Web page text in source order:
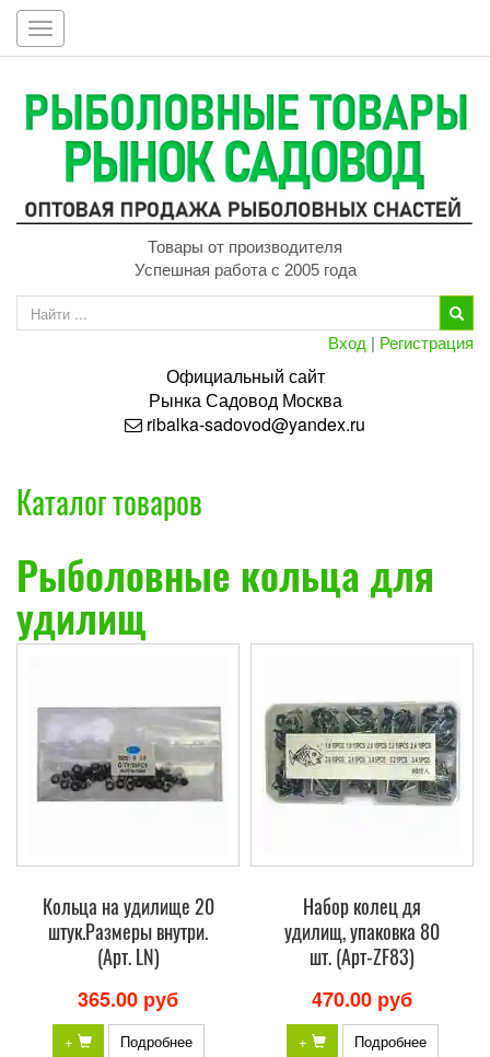
Toggle
navigation
Товары от производителя
Успешная работа с 2005 года
Вход | Регистрация
Официальный сайт
РынкаСадовод Москва
ribalka-sadovod@yandex.ru
Каталог товаров
Рыболовные кольца для
удилищ
Кольца на удилище 20
штук.Размеры внутри.
(Арт. LN)
365.00 руб
+ Подробнее
Набор колец дя
удилищ, упаковка 80
шт. (Арт-ZF83)
470.00 руб
+ Подробнее